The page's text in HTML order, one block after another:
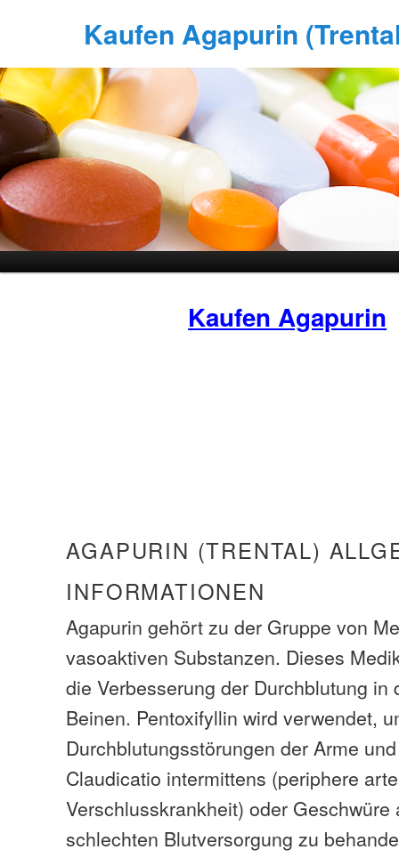
Kaufen Agapurin
Kaufen Agapurin
AGAPURIN (TRENTAL)
INFORMATIONEN
Agapurin gehört zu der Gruppe von
vasoaktiven Substanzen. Dieses
die Verbesserung der Durchblutung in
Beinen. Pentoxifyllin wird verwendet,
Durchblutungsstörungen der Arme
Claudicatio intermittens (periphere
Verschlusskrankheit) oder Geschwüre
schlechten Blutversorgung zu